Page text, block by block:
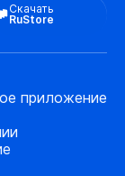
Скачать
RuStore
приложение